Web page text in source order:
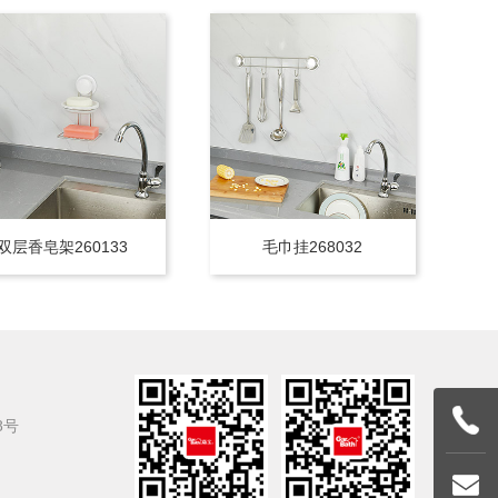
层香皂架260133 毛巾挂268032
号